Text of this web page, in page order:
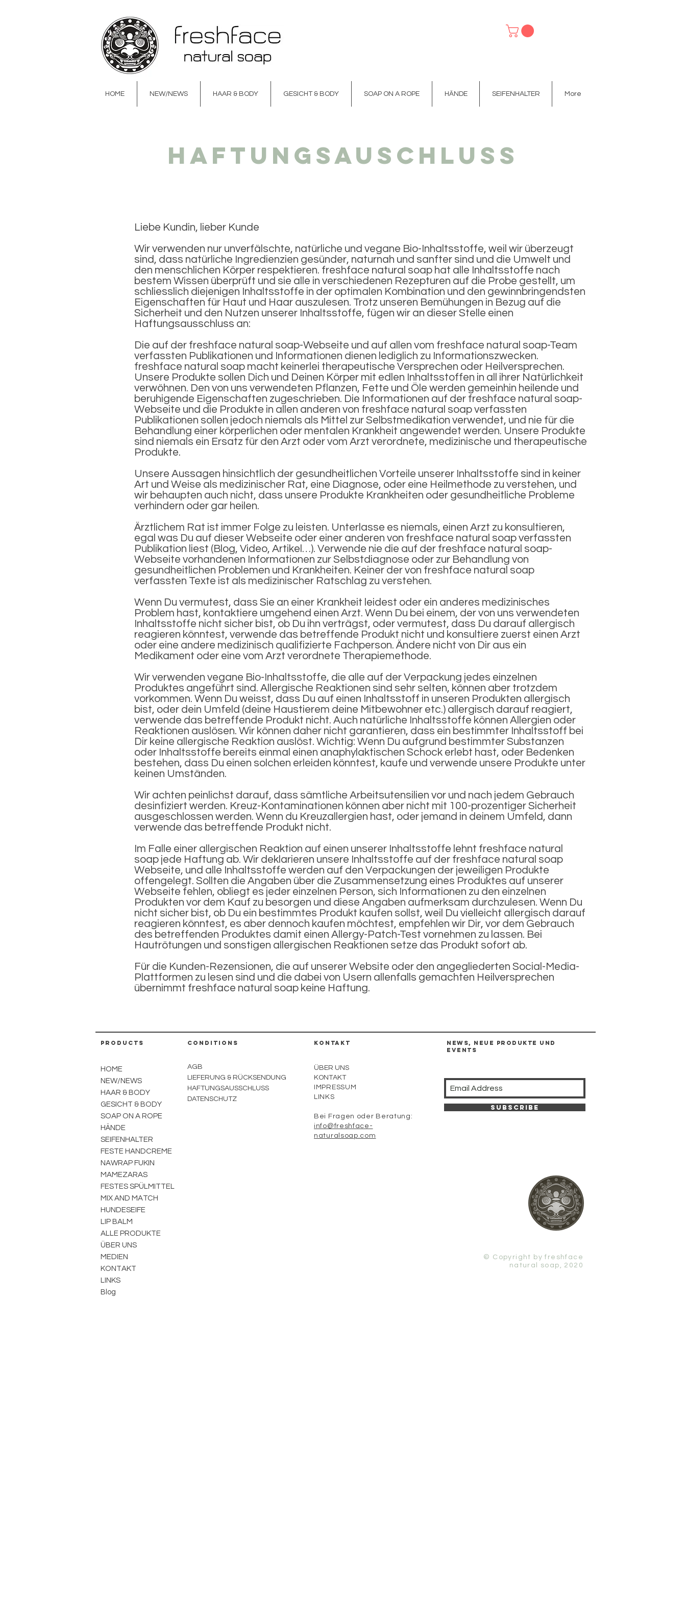
Haftungsauschluss
Liebe Kundin, lieber Kunde
Wir verwenden nur unverfälschte, natürliche und vegane Bio-Inhaltsstoffe, weil wir überzeugt
sind, dass natürliche Ingredienzien gesünder, naturnah und sanfter sind und die Umwelt und
den menschlichen Körper respektieren. freshface natural soap hat alle Inhaltsstoffe nach
bestem Wissen überprüft und sie alle in verschiedenen Rezepturen auf die Probe gestellt, um
schliesslich diejenigen Inhaltsstoffe in der optimalen Kombination und den gewinnbringendsten
Eigenschaften für Haut und Haar auszulesen. Trotz unseren Bemühungen in Bezug auf die
Sicherheit und den Nutzen unserer Inhaltsstoffe, fügen wir an dieser Stelle einen
Haftungsausschluss an:
Die auf der freshface natural soap-Webseite und auf allen vom freshface natural soap-Team
verfassten Publikationen und Informationen dienen lediglich zu Informationszwecken.
freshface natural soap macht keinerlei therapeutische Versprechen oder Heilversprechen.
Unsere Produkte sollen Dich und Deinen Körper mit edlen Inhaltsstoffen in all ihrer Natürlichkeit
verwöhnen. Den von uns verwendeten Pflanzen, Fette und Öle werden gemeinhin heilende und
beruhigende Eigenschaften zugeschrieben. Die Informationen auf der freshface natural soap-
Webseite und die Produkte in allen anderen von freshface natural soap verfassten
Publikationen sollen jedoch niemals als Mittel zur Selbstmedikation verwendet, und nie für die
Behandlung einer körperlichen oder mentalen Krankheit angewendet werden. Unsere Produkte
sind niemals ein Ersatz für den Arzt oder vom Arzt verordnete, medizinische und therapeutische
Produkte.
Unsere Aussagen hinsichtlich der gesundheitlichen Vorteile unserer Inhaltsstoffe sind in keiner
Art und Weise als medizinischer Rat, eine Diagnose, oder eine Heilmethode zu verstehen, und
wir behaupten auch nicht, dass unsere Produkte Krankheiten oder gesundheitliche Probleme
verhindern oder gar heilen.
Ärztlichem Rat ist immer Folge zu leisten. Unterlasse es niemals, einen Arzt zu konsultieren,
egal was Du auf dieser Webseite oder einer anderen von freshface natural soap verfassten
Publikation liest (Blog, Video, Artikel…). Verwende nie die auf der freshface natural soap-
Webseite vorhandenen Informationen zur Selbstdiagnose oder zur Behandlung von
gesundheitlichen Problemen und Krankheiten. Keiner der von freshface natural soap
verfassten Texte ist als medizinischer Ratschlag zu verstehen.
Wenn Du vermutest, dass Sie an einer Krankheit leidest oder ein anderes medizinisches
Problem hast, kontaktiere umgehend einen Arzt. Wenn Du bei einem, der von uns verwendeten
Inhaltsstoffe nicht sicher bist, ob Du ihn verträgst, oder vermutest, dass Du darauf allergisch
reagieren könntest, verwende das betreffende Produkt nicht und konsultiere zuerst einen Arzt
oder eine andere medizinisch qualifizierte Fachperson. Ändere nicht von Dir aus ein
Medikament oder eine vom Arzt verordnete Therapiemethode.
Wir verwenden vegane Bio-Inhaltsstoffe, die alle auf der Verpackung jedes einzelnen
Produktes angeführt sind. Allergische Reaktionen sind sehr selten, können aber trotzdem
vorkommen. Wenn Du weisst, dass Du auf einen Inhaltsstoff in unseren Produkten allergisch
bist, oder dein Umfeld (deine Haustierem deine Mitbewohner etc.) allergisch darauf reagiert,
verwende das betreffende Produkt nicht. Auch natürliche Inhaltsstoffe können Allergien oder
Reaktionen auslösen. Wir können daher nicht garantieren, dass ein bestimmter Inhaltsstoff bei
Dir keine allergische Reaktion auslöst. Wichtig: Wenn Du aufgrund bestimmter Substanzen
oder Inhaltsstoffe bereits einmal einen anaphylaktischen Schock erlebt hast, oder Bedenken
bestehen, dass Du einen solchen erleiden könntest, kaufe und verwende unsere Produkte unter
keinen Umständen.
Wir achten peinlichst darauf, dass sämtliche Arbeitsutensilien vor und nach jedem Gebrauch
desinfiziert werden. Kreuz-Kontaminationen können aber nicht mit 100-prozentiger Sicherheit
ausgeschlossen werden. Wenn du Kreuzallergien hast, oder jemand in deinem Umfeld, dann
verwende das betreffende Produkt nicht.
Im Falle einer allergischen Reaktion auf einen unserer Inhaltsstoffe lehnt freshface natural
soap jede Haftung ab. Wir deklarieren unsere Inhaltsstoffe auf der freshface natural soap
Webseite, und alle Inhaltsstoffe werden auf den Verpackungen der jeweiligen Produkte
offengelegt. Sollten die Angaben über die Zusammensetzung eines Produktes auf unserer
Webseite fehlen, obliegt es jeder einzelnen Person, sich Informationen zu den einzelnen
Produkten vor dem Kauf zu besorgen und diese Angaben aufmerksam durchzulesen. Wenn Du
nicht sicher bist, ob Du ein bestimmtes Produkt kaufen sollst, weil Du vielleicht allergisch darauf
reagieren könntest, es aber dennoch kaufen möchtest, empfehlen wir Dir, vor dem Gebrauch
des betreffenden Produktes damit einen Allergy-Patch-Test vornehmen zu lassen. Bei
Hautrötungen und sonstigen allergischen Reaktionen setze das Produkt sofort ab.
Für die Kunden-Rezensionen, die auf unserer Website oder den angegliederten Social-Media-
Plattformen zu lesen sind und die dabei von Usern allenfalls gemachten Heilversprechen
übernimmt freshface natural soap keine Haftung.
HOME NEW/NEWS HAAR & BODY GESICHT & BODY SOAP ON A ROPE HÄNDE SEIFENHALTER More
pRODUCTS CONDITIONS KOntakt
ÜBER UNS
KONTAKT
IMPRESSUM
LINKS
Bei Fragen oder Beratung:
info@freshface-
naturalsoap.com
HOME
NEW/NEWS
HAAR & BODY
GESICHT & BODY
SOAP ON A ROPE
HÄNDE
SEIFENHALTER
FESTE HANDCREME
NAWRAP FUKIN
MAMEZARAS
FESTES SPÜLMITTEL
MIX AND MATCH
HUNDESEIFE
LIP BALM
ALLE PRODUKTE
ÜBER UNS
MEDIEN
KONTAKT
LINKS
Blog
AGB
LIEFERUNG & RÜCKSENDUNG
HAFTUNGSAUSSCHLUSS
DATENSCHUTZ
news, neue Produkte und
Events
Subscribe
© Copyright by freshface
natural soap, 2020